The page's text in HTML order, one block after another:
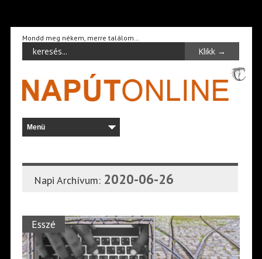
Mondd meg nékem, merre találom…
Napi Archívum: 2020-06-26
Esszé